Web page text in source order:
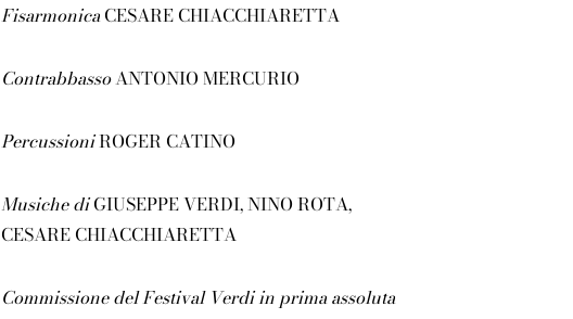
FisarmonicaCESARE CHIACCHIARETTA
ContrabbassoANTONIO MERCURIO
PercussioniROGER CATINO
Musiche diGIUSEPPE VERDI, NINO ROTA,
CESARE CHIACCHIARETTA
Commissione del Festival Verdi in prima assoluta